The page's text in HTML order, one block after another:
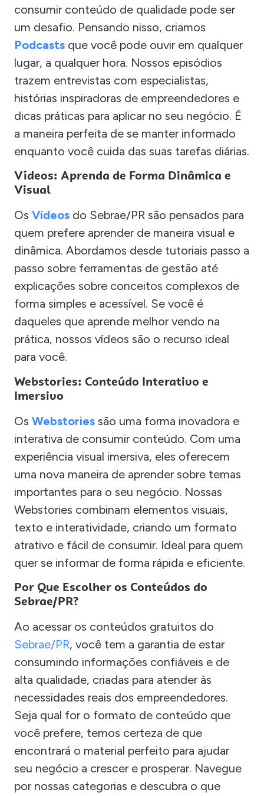
consumir conteúdo de qualidade pode ser
um desafio. Pensando nisso, criamos
Podcasts que você pode ouvir em qualquer
lugar, a qualquer hora. Nossos episódios
trazem entrevistas com especialistas,
histórias inspiradoras de empreendedores e
dicas práticas para aplicar no seu negócio. É
a maneira perfeita de se manter informado
enquanto você cuida das suas tarefas diárias.
Vídeos: Aprenda de Forma Dinâmica e
Visual
Os Vídeos do Sebrae/PR são pensados para
quem prefere aprender de maneira visual e
dinâmica. Abordamos desde tutoriais passo a
passo sobre ferramentas de gestão até
explicações sobre conceitos complexos de
forma simples e acessível. Se você é
daqueles que aprende melhor vendo na
prática, nossos vídeos são o recurso ideal
para você.
Webstories: Conteúdo Interativo e
Imersivo
Os Webstories são uma forma inovadora e
interativa de consumir conteúdo. Com uma
experiência visual imersiva, eles oferecem
uma nova maneira de aprender sobre temas
importantes para o seu negócio. Nossas
Webstories combinam elementos visuais,
texto e interatividade, criando um formato
atrativo e fácil de consumir. Ideal para quem
quer se informar de forma rápida e eficiente.
Por Que Escolher os Conteúdos do
Sebrae/PR?
Ao acessar os conteúdos gratuitos do
Sebrae/PR, você tem a garantia de estar
consumindo informações confiáveis e de
alta qualidade, criadas para atender às
necessidades reais dos empreendedores.
Seja qual for o formato de conteúdo que
você prefere, temos certeza de que
encontrará o material perfeito para ajudar
seu negócio a crescer e prosperar. Navegue
por nossas categorias e descubra o que